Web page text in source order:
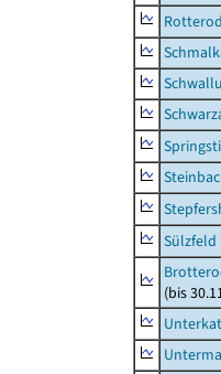
Sülzfeld
(bis